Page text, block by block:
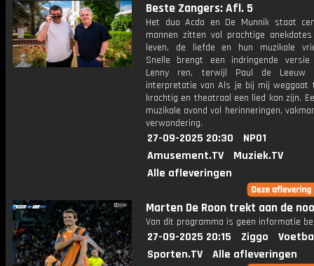
Beste Zangers: Afl. 5
Het duo Acda en De Munnik staat
mannen zitten vol prachtige
leven, de liefde en hun muzikale
Snelle brengt een indringende
Lenny ren, terwijl Paul de Leeuw
interpretatie van Als je bij mij weggaat
krachtig en theatraal een lied kan zijn.
muzikale avond vol herinneringen,
verwondering.
27-09-2025 20:30
NPO1
Amusement.TV
Muziek.TV
Alle afleveringen
Marten De Roon trekt aan de
Van dit programma is geen informatie
27-09-2025 20:15 Ziggo
Sporten.TV
Alle afleveringen